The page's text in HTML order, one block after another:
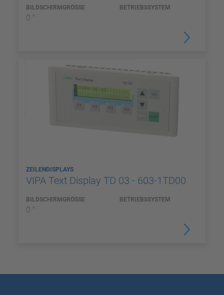
BILDSCHIRMGRÖSSE
0 "
BETRIEBSSYSTEM
ZEILENDISPLAYS
VIPA Text Display TD 03 - 603-1TD00
BILDSCHIRMGRÖSSE
0 "
BETRIEBSSYSTEM